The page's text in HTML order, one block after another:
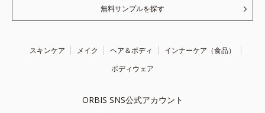
無料サンプルを探す
スキンケア メイク ヘア＆ボディ
インナーケア（食品）
ボディウェア
ORBIS SNS公式アカウント